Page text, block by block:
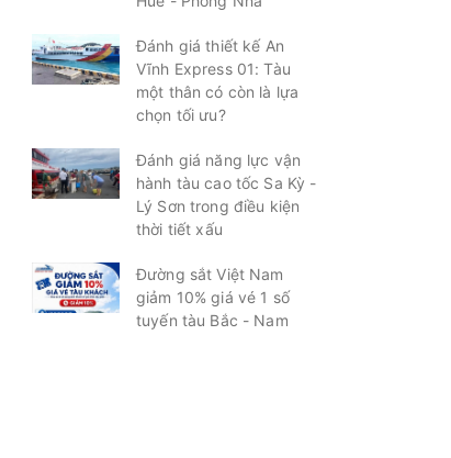
Đánh giá thiết kế An
Vĩnh Express 01: Tàu
một thân có còn là lựa
chọn tối ưu?
Đánh giá năng lực vận
hành tàu cao tốc Sa Kỳ -
Lý Sơn trong điều kiện
thời tiết xấu
Đường sắt Việt Nam
giảm 10% giá vé 1 số
tuyến tàu Bắc - Nam